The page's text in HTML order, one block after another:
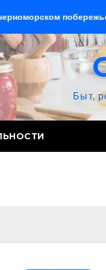
побережье Шары
Быт,